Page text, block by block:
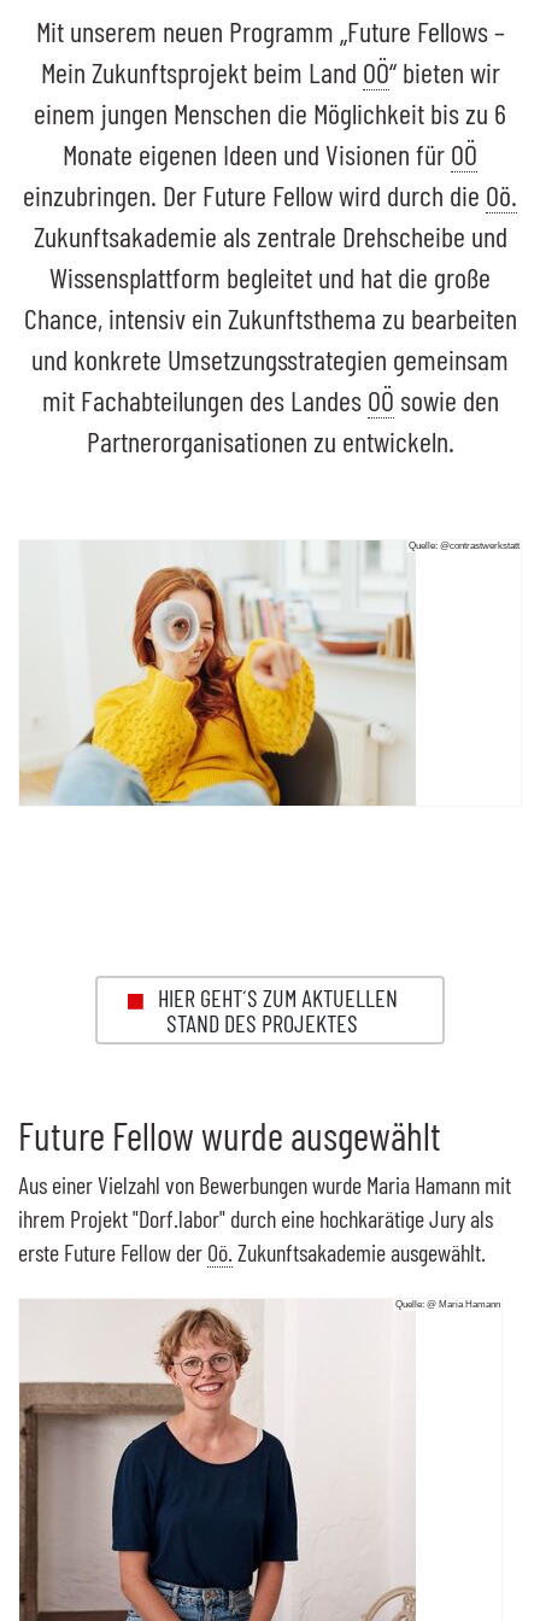
Mit unserem neuen Programm „Future Fellows –
Mein Zukunftsprojekt beim Land OÖ“ bieten wir
einem jungen Menschen die Möglichkeit bis zu 6
Monate eigenen Ideen und Visionen für OÖ
einzubringen. Der Future Fellowwird durch die Oö.
Zukunftsakademie als zentrale Drehscheibe und
Wissensplattform begleitet und hat die große
Chance, intensiv ein Zukunftsthema zu bearbeiten
und konkrete Umsetzungsstrategien gemeinsam
mit Fachabteilungen des Landes OÖ sowie den
Partnerorganisationen zu entwickeln.
Quelle: @contrastwerkstatt
HIER GEHT´S ZUM AKTUELLEN
STAND DES PROJEKTES
Future Fellowwurde ausgewählt
Aus einer Vielzahl von Bewerbungen wurde Maria Hamann mit
ihrem Projekt "Dorf.labor" durch eine hochkarätige Jury als
erste Future Fellow der Oö. Zukunftsakademie ausgewählt.
Quelle: @ Maria Hamann